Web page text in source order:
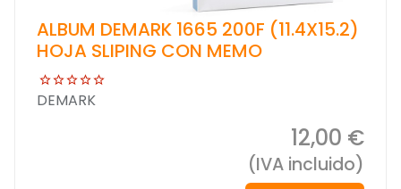
ALBUM DEMARK 1665 200F (11.4X15.2)
HOJA SLIPING CON MEMO
DEMARK
12,00 €
(IVA incluido)